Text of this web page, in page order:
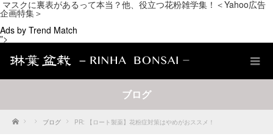
マスクに裏表があるって本当？他、役立つ花粉雑学集！＜Yahoo広告
企画特集＞
Ads by Trend Match
">
ブログ
Home ブログ PR: 【ロート製薬】花粉症対策はやめがおススメ！